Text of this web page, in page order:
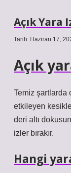
Açık Yara
Tarih: Haziran 17,
Açık
Temiz şartlarda
etkileyen
deri altı
izler bırakır.
Hangi